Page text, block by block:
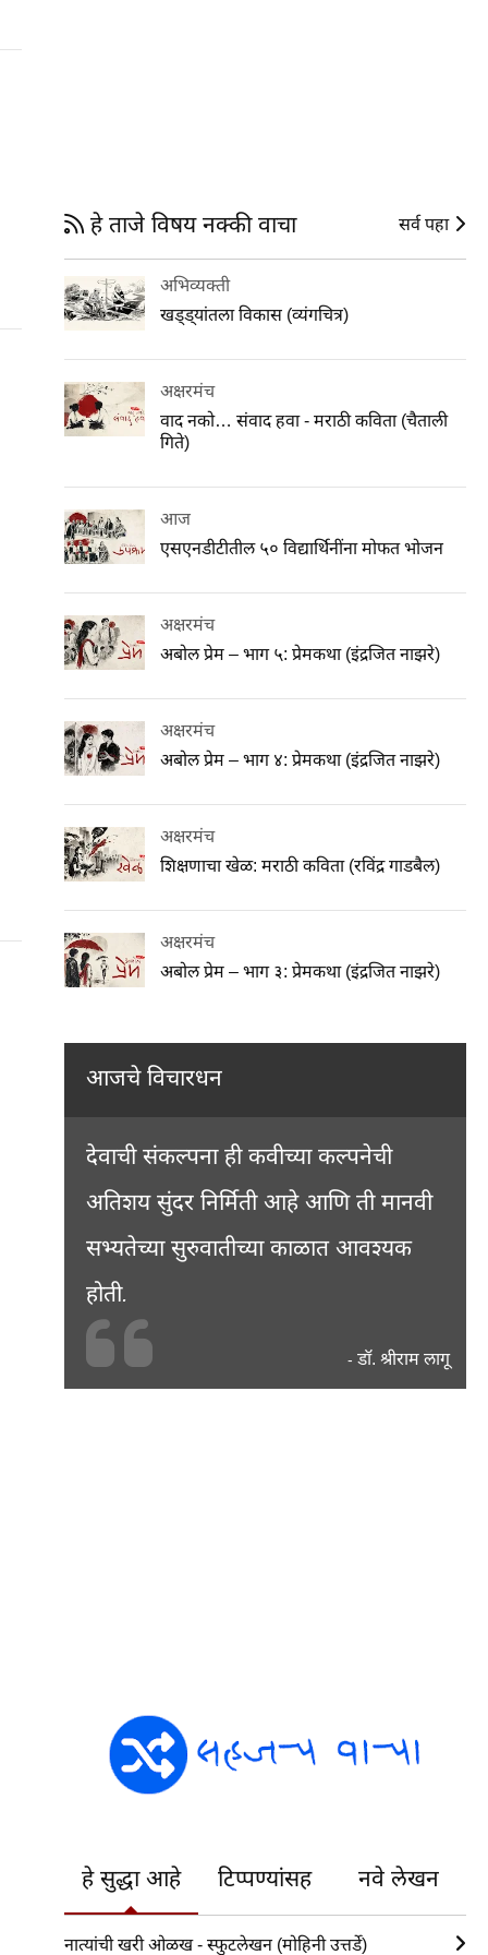
हे ताजे विषय नक्की वाचा सर्व पहा
अभिव्यक्ती
खड्ड्यांतला विकास (व्यंगचित्र)
अक्षरमंच
वाद नको… संवाद हवा - मराठी कविता (चैताली
गिते)
आज
एसएनडीटीतील ५० विद्यार्थिनींना मोफत भोजन
अक्षरमंच
अबोल प्रेम – भाग ५: प्रेमकथा (इंद्रजित नाझरे)
अक्षरमंच
अबोल प्रेम – भाग ४: प्रेमकथा (इंद्रजित नाझरे)
अक्षरमंच
शिक्षणाचा खेळ: मराठी कविता (रविंद्र गाडबैल)
अक्षरमंच
अबोल प्रेम – भाग ३: प्रेमकथा (इंद्रजित नाझरे)
आजचे विचारधन
देवाची संकल्पना ही कवीच्या कल्पनेची
अतिशय सुंदर निर्मिती आहे आणि ती मानवी
सभ्यतेच्या सुरुवातीच्या काळात आवश्यक
होती.
- डॉ. श्रीराम लागू
हे सुद्धा आहे टिप्पण्यांसह नवे लेखन
नात्यांची खरी ओळख - स्फुटलेखन (मोहिनी उत्तर्डे)